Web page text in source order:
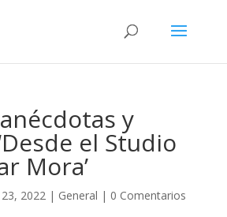
y
el Studio
Mora’
2022| General | 0 Comentarios